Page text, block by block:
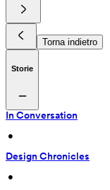
Torna indietro
Storie
In Conversation
•
Design Chronicles
•